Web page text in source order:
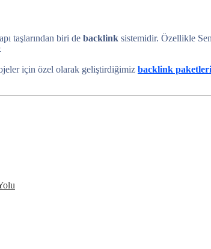
taşlarından biri de backlink sistemidir. Özellikle
için özel olarak geliştirdiğimiz backlink paketleri